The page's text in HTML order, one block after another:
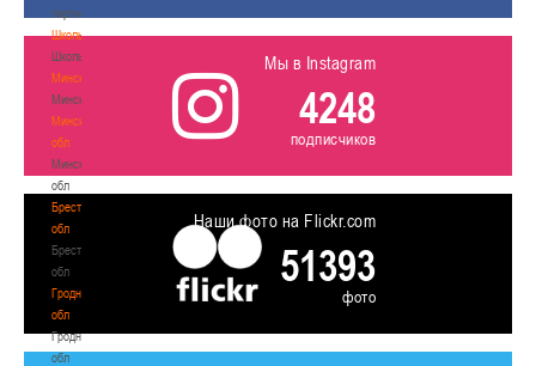
партнеры
Школы
Школы
Минск
Минск
Минская
обл
Минская
обл
Брестская
обл
Брестская
обл
Гродненская
обл
Гродненская
обл
Мы в Instagram
4248
подписчиков
Наши фото на Flickr.com
51393
фото